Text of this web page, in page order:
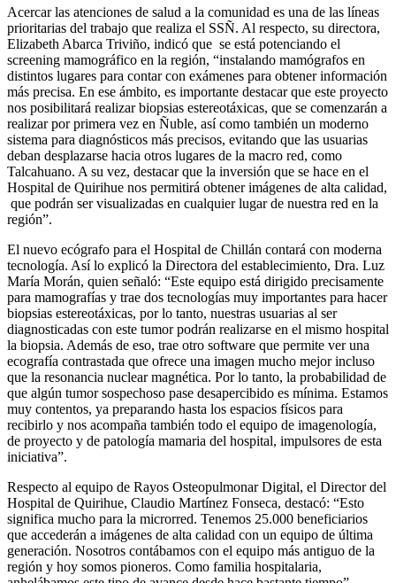
Acercar las atenciones de salud a la comunidad es una de las líneas
prioritarias del trabajo que realiza el SSÑ. Al respecto, su directora,
Elizabeth Abarca Triviño, indicó que se está potenciando el
screening mamográfico en la región, “instalando mamógrafos en
distintos lugares para contar con exámenes para obtener información
más precisa. En ese ámbito, es importante destacar que este proyecto
nos posibilitará realizar biopsias estereotáxicas, que se comenzarán a
realizar por primera vez en Ñuble, así como también un moderno
sistema para diagnósticos más precisos, evitando que las usuarias
deban desplazarse hacia otros lugares de la macro red, como
Talcahuano. A su vez, destacar que la inversión que se hace en el
Hospital de Quirihue nos permitirá obtener imágenes de alta calidad,
que podrán ser visualizadas en cualquier lugar de nuestra red en la
región”.
El nuevo ecógrafo para el Hospital de Chillán contará con moderna
tecnología. Así lo explicó la Directora del establecimiento, Dra. Luz
María Morán, quien señaló: “Este equipo está dirigido precisamente
para mamografías y trae dos tecnologías muy importantes para hacer
biopsias estereotáxicas, por lo tanto, nuestras usuarias al ser
diagnosticadas con este tumor podrán realizarse en el mismo hospital
la biopsia. Además de eso, trae otro software que permite ver una
ecografía contrastada que ofrece una imagen mucho mejor incluso
que la resonancia nuclear magnética. Por lo tanto, la probabilidad de
que algún tumor sospechoso pase desapercibido es mínima. Estamos
muy contentos, ya preparando hasta los espacios físicos para
recibirlo y nos acompaña también todo el equipo de imagenología,
de proyecto y de patología mamaria del hospital, impulsores de esta
iniciativa”.
Respecto al equipo de Rayos Osteopulmonar Digital, el Director del
Hospital de Quirihue, Claudio Martínez Fonseca, destacó: “Esto
significa mucho para la microrred. Tenemos 25.000 beneficiarios
que accederán a imágenes de alta calidad con un equipo de última
generación. Nosotros contábamos con el equipo más antiguo de la
región y hoy somos pioneros. Como familia hospitalaria,